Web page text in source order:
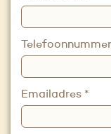
Emailadres *